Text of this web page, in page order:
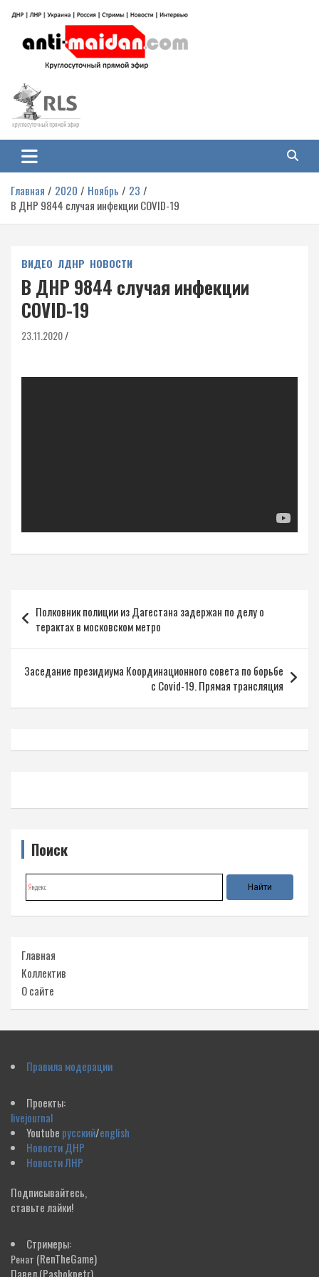
содержимому
Антимайдан: Гражданская война
на Украине
гражданской войне на Украине, включая события в Новороссии, ДНР,
ЛНР и других регионах.
Главная 2020 Ноябрь
23
В ДНР 9844 случая инфекции COVID-19
ВИДЕО ЛДНР НОВОСТИ
В ДНР 9844 случая инфекции
COVID-19
23.11.2020
по
записям
Полковник полиции из Дагестана задержан по делу о
терактах в московском метро
Заседание президиума Координационного совета по борьбе
с Covid-19. Прямая трансляция
Поиск
Главная
Коллектив
О сайте
Правила модерации
Проекты:
livejournal
Youtube русский/english
Новости ДНР
Новости ЛНР
Подписывайтесь,
ставьте лайки!
Стримеры:
Ренат (RenTheGame)
Павел(Pashokpetr)